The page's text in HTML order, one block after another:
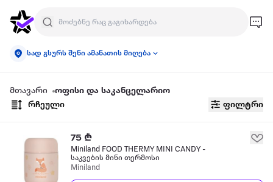
სად გსურს შენი ამანათის მიღება
მთავარი
ოფისი და საკანცელარიო
რჩეული
ფილტრი
75 ₾
Miniland FOOD THERMY MINI CANDY -
საკვების მინი თერმოსი
Miniland